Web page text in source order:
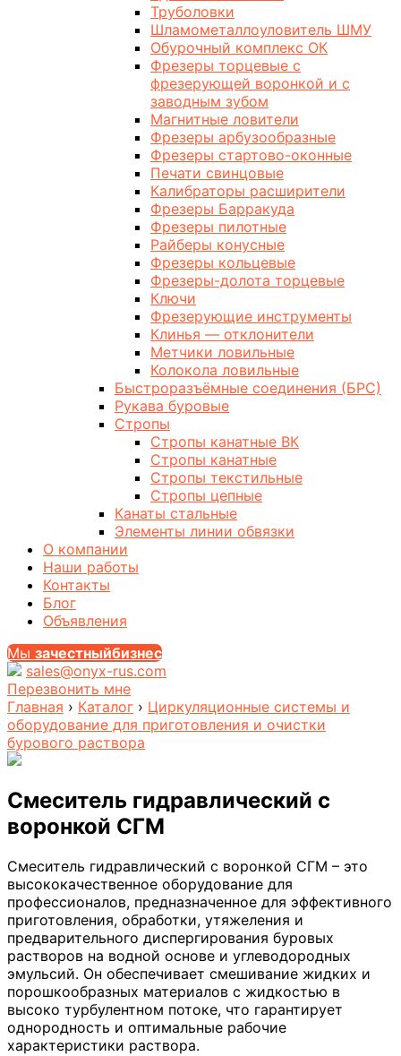
Труболовки
Шламометаллоуловитель ШМУ
Обурочный комплекс ОК
Фрезеры торцевые с
фрезерующей воронкой и с
заводным зубом
Магнитные ловители
Фрезеры арбузообразные
Фрезеры стартово-оконные
Печати свинцовые
Калибраторы расширители
Фрезеры Барракуда
Фрезеры пилотные
Райберы конусные
Фрезеры кольцевые
Фрезеры-долота торцевые
Ключи
Фрезерующие инструменты
Клинья — отклонители
Метчики ловильные
Колокола ловильные
Быстроразъёмные соединения (БРС)
Рукава буровые
Стропы
Стропы канатные ВК
Стропы канатные
Стропы текстильные
Стропы цепные
Канаты стальные
Элементы линии обвязки
О компании
Наши работы
Контакты
Блог
Объявления
Мы зачестныйбизнес
sales@onyx-rus.com
Перезвонить мне
Главная › Каталог › Циркуляционные системы и
оборудование для приготовления и очистки
бурового раствора
Смеситель гидравлический с
воронкой СГМ
Смеситель гидравлический с воронкой СГМ – это
высококачественное оборудование для
профессионалов, предназначенное для эффективного
приготовления, обработки, утяжеления и
предварительного диспергирования буровых
растворов на водной основе и углеводородных
эмульсий. Он обеспечивает смешивание жидких и
порошкообразных материалов с жидкостью в
высоко турбулентном потоке, что гарантирует
однородность и оптимальные рабочие
характеристики раствора.